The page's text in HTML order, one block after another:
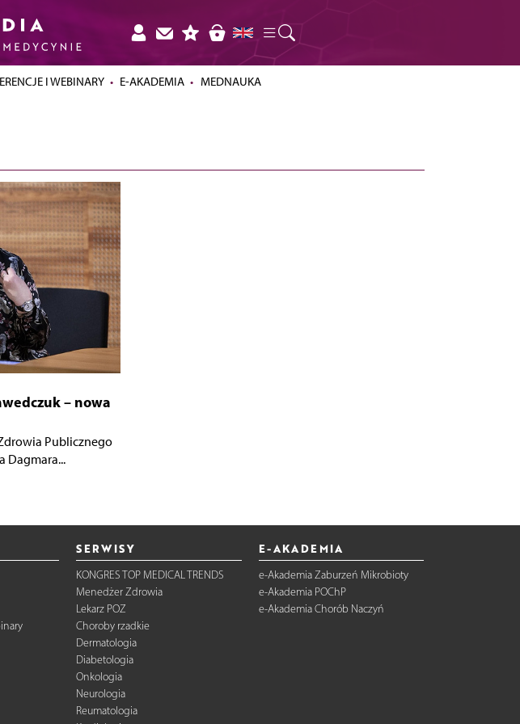
I WEBINARY E-AKADEMIA MEDNAUKA
– nowa
Publicznego
Dagmara...
SERWISY
KONGRES TOP MEDICAL TRENDS
Menedżer Zdrowia
Lekarz POZ
Choroby rzadkie
Dermatologia
Diabetologia
Onkologia
Neurologia
Reumatologia
E-AKADEMIA
e-Akademia Zaburzeń Mikrobioty
e-Akademia POChP
e-Akademia Chorób Naczyń